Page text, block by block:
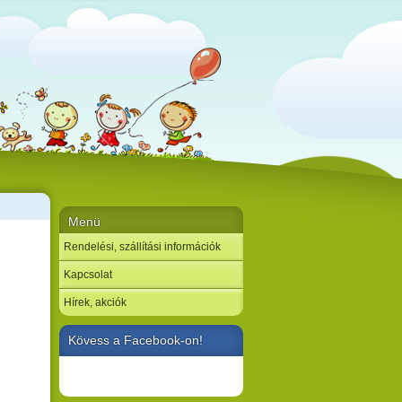
Menü
Rendelési, szállítási információk
Kapcsolat
Hírek, akciók
Kövess a Facebook-on!